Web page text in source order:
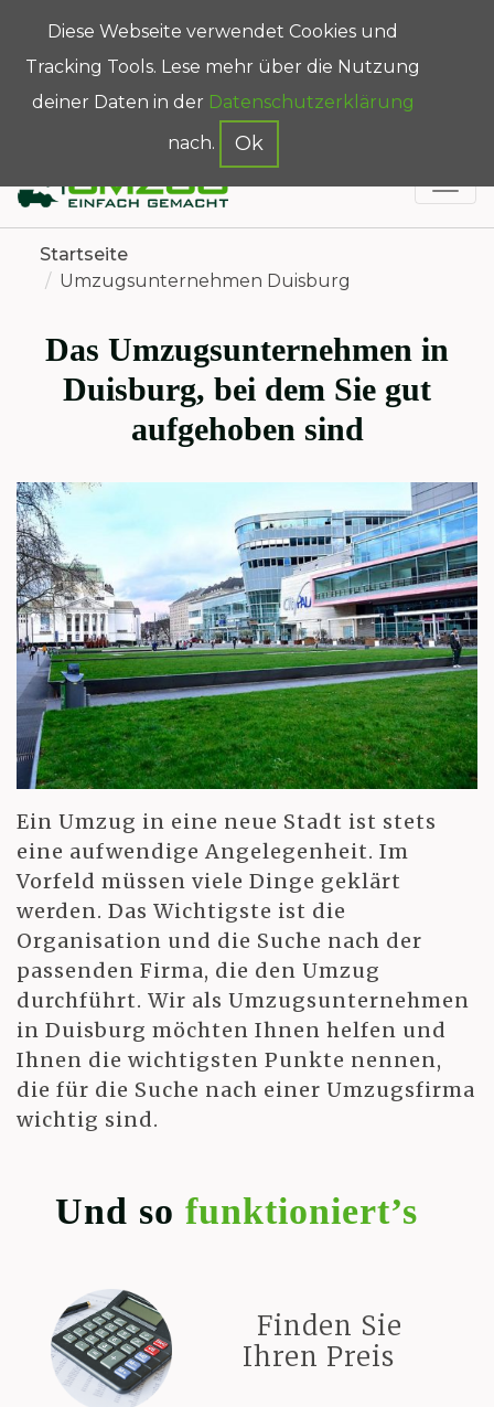
Umzugsrechner Online-Formular
info@umzug-einfach-gemacht.de
Startseite
Umzugsunternehmen Duisburg
Das Umzugsunternehmen in
Duisburg, bei dem Sie gut
aufgehoben sind
Ein Umzug in eine neue Stadt ist stets
eine aufwendige Angelegenheit. Im
Vorfeld müssen viele Dinge geklärt
werden. Das Wichtigste ist die
Organisation und die Suche nach der
passenden Firma, die den Umzug
durchführt. Wir als Umzugsunternehmen
in Duisburg möchten Ihnen helfen und
Ihnen die wichtigsten Punkte nennen,
die für die Suche nach einer Umzugsfirma
wichtig sind.
Und so funktioniert’s
Finden Sie
Ihren Preis
Diese Webseite verwendet Cookies und
Tracking Tools. Lese mehr über die Nutzung
deiner Daten in der Datenschutzerklärung
nach.
Ok